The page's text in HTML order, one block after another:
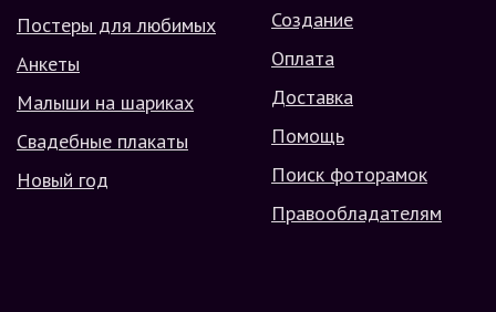
Постеры для любимых
Анкеты
Малыши на шариках
Свадебные плакаты
Новый год
Создание
Оплата
Доставка
Помощь
Поиск фоторамок
Правообладателям